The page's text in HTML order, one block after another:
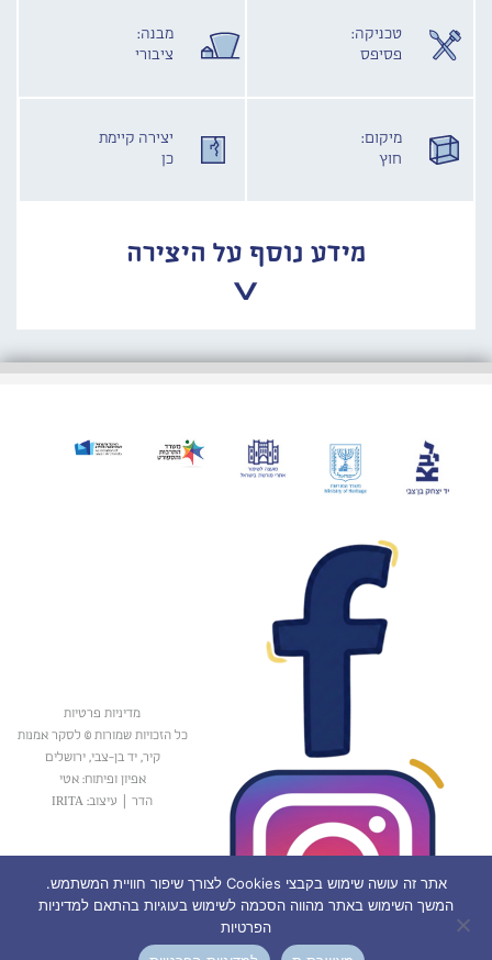
טכניקה:
פסיפס
מבנה:
ציבורי
מיקום:
חוץ
יצירה קיימת
כן
מידע נוסף על היצירה
מדיניות פרטיות
כל הזכויות שמורות © לסקר אמנות
קיר, יד בן-צבי, ירושלים
אפיון ופיתוח: אטי
הדר
עיצוב: IRITA
אתר זה עושה שימוש בקבצי Cookies לצורך שיפור חוויית המשתמש.
המשך השימוש באתר מהווה הסכמה לשימוש בעוגיות בהתאם למדיניות
הפרטיות